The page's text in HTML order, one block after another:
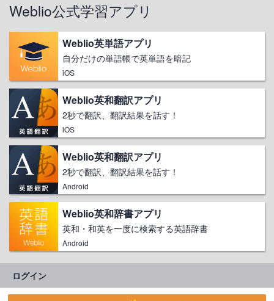
Weblio公式学習アプリ
Weblio英単語アプリ
自分だけの単語帳で英単語を暗記
iOS
Weblio英和翻訳アプリ
2秒で翻訳、翻訳結果を話す！
iOS
Weblio英和翻訳アプリ
2秒で翻訳、翻訳結果を話す！
Android
Weblio英和辞書アプリ
英和・和英を一度に検索する英語辞書
Android
ログイン